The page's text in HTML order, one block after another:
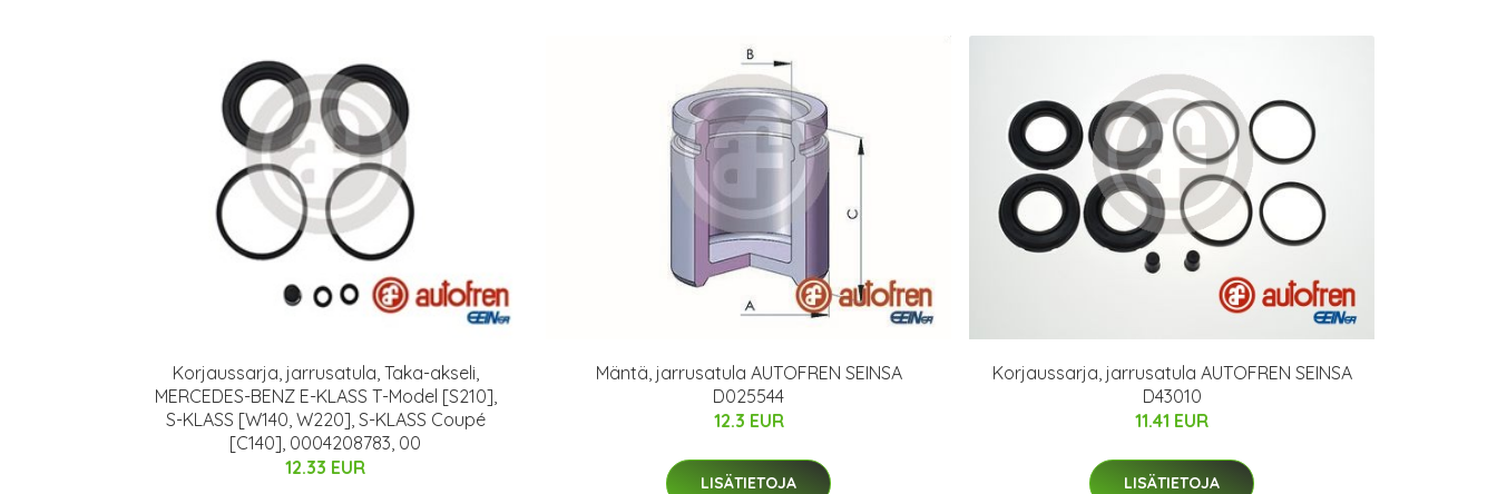
Korjaussarja, jarrusatula, Taka-akseli,
MERCEDES-BENZ E-KLASS T-Model [S210],
S-KLASS [W140, W220], S-KLASS Coupé
[C140], 0004208783, 00
12.33 EUR
Mäntä, jarrusatula AUTOFREN SEINSA
D025544
12.3 EUR
LISÄTIETOJA
Korjaussarja, jarrusatula AUTOFREN SEINSA
D43010
11.41 EUR
LISÄTIETOJA